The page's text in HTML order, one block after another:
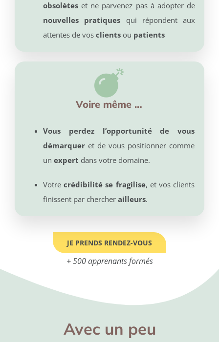
obsolèteset ne parvenez pas à adopter de
nouvelles pratiques qui répondent aux
attentes de vos clientsou patients
Voire même …
Vous perdez l’opportunité de vous
démarqueret de vous positionner comme
un expert dans votre domaine.
Votrecrédibilité se fragilise, et vos clients
finissent par chercher ailleurs.
JE PRENDS RENDEZ-VOUS
+ 500 apprenants formés
Avec un peu